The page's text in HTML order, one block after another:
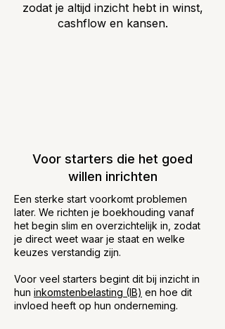
zodat je altijd inzicht hebt in winst,
cashflow en kansen.
Voor starters die het goed
willen inrichten
Een sterke start voorkomt problemen
later. We richten je boekhouding vanaf
het begin slim en overzichtelijk in, zodat
je direct weet waar je staat en welke
keuzes verstandig zijn.
Voor veel starters begint dit bij inzicht in
hun inkomstenbelasting (IB) en hoe dit
invloed heeft op hun onderneming.